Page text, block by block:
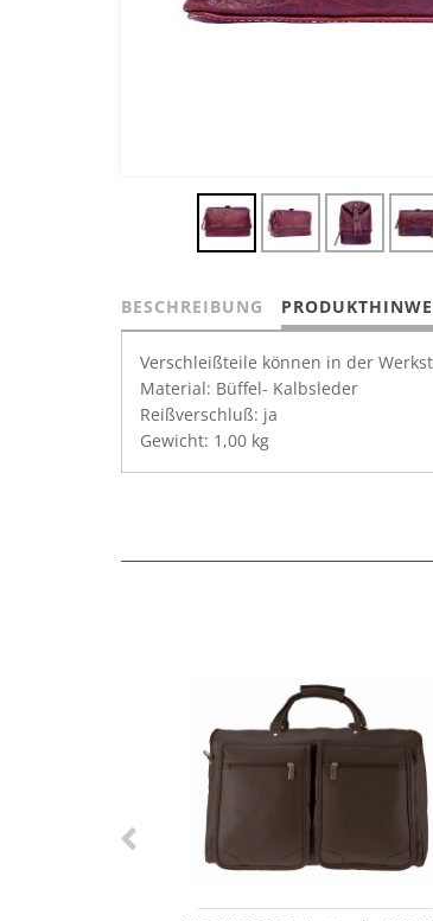
BESCHREIBUNG
Verschleißteile können in der
Material: Büffel- Kalbsleder
Reißverschluß: ja
Gewicht: 1,00 kg